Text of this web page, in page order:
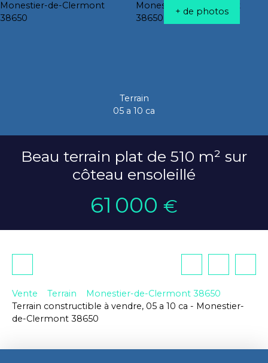
+ de photos
Terrain
05 a 10 ca
Beau terrain plat de 510 m² sur
côteau ensoleillé
61 000 €
Vente Terrain
Monestier-de-Clermont 38650
Terrain constructible à vendre, 05 a 10 ca - Monestier-
de-Clermont 38650